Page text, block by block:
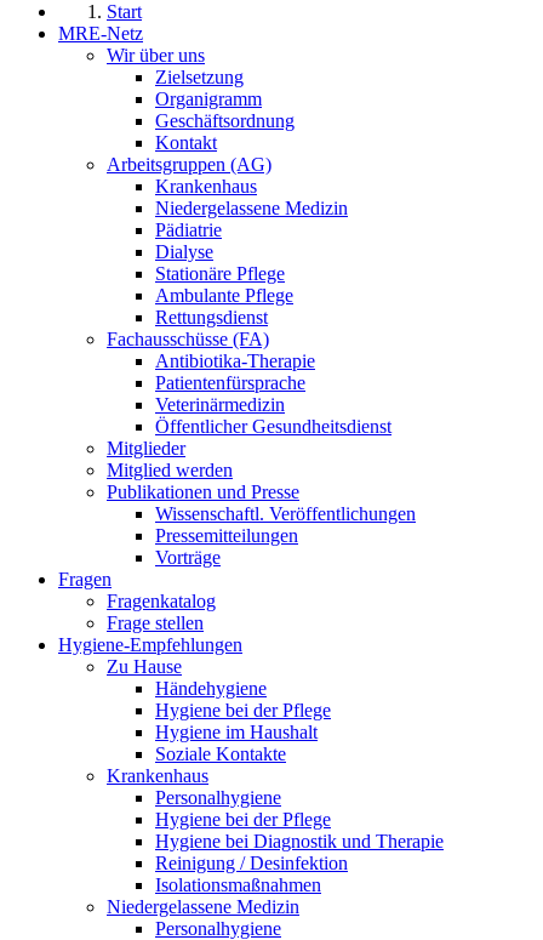
Start
MRE-Netz
Wir über uns
Zielsetzung
Organigramm
Geschäftsordnung
Kontakt
Arbeitsgruppen (AG)
Krankenhaus
Niedergelassene Medizin
Pädiatrie
Dialyse
Stationäre Pflege
Ambulante Pflege
Rettungsdienst
Fachausschüsse (FA)
Antibiotika-Therapie
Patientenfürsprache
Veterinärmedizin
Öffentlicher Gesundheitsdienst
Mitglieder
Mitglied werden
Publikationen und Presse
Wissenschaftl. Veröffentlichungen
Pressemitteilungen
Vorträge
Fragen
Fragenkatalog
Frage stellen
Hygiene-Empfehlungen
Zu Hause
Händehygiene
Hygiene bei der Pflege
Hygiene im Haushalt
Soziale Kontakte
Krankenhaus
Personalhygiene
Hygiene bei der Pflege
Hygiene bei Diagnostik und Therapie
Reinigung / Desinfektion
Isolationsmaßnahmen
Niedergelassene Medizin
Personalhygiene